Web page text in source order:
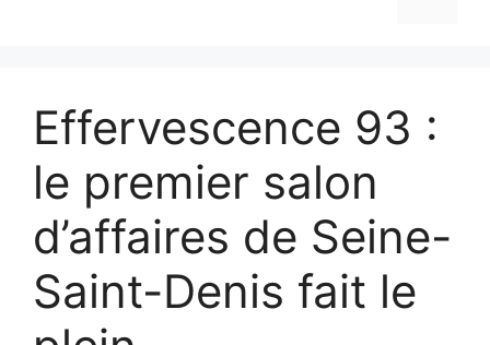
Effervescence 93 :
le premier salon
d’affaires de Seine-
Saint-Denis fait le